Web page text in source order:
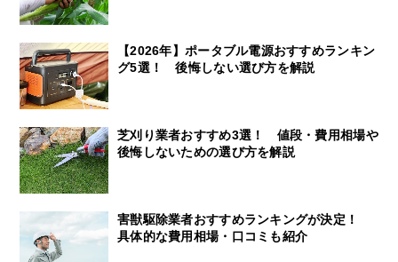
【2026年】ポータブル電源おすすめランキン
グ5選！ 後悔しない選び方を解説
芝刈り業者おすすめ3選！ 値段・費用相場や
後悔しないための選び方を解説
害獣駆除業者おすすめランキングが決定！
具体的な費用相場・口コミも紹介